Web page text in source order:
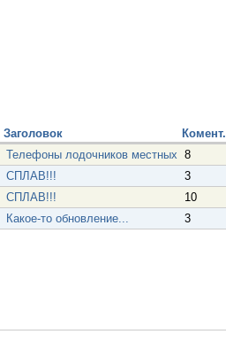
Заголовок Комент.
Телефоны лодочников местных 8
СПЛАВ!!! 3
СПЛАВ!!! 10
Какое-то обновление... 3